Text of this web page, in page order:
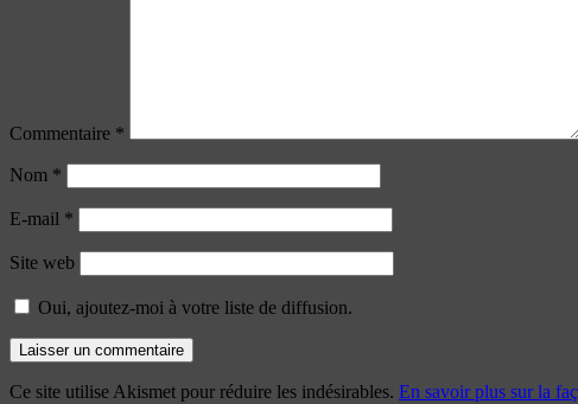
Commentaire *
Nom *
E-mail *
Site web
Oui, ajoutez-moi à votre liste de diffusion.
Ce site utilise Akismet pour réduire les indésirables. En savoir plus sur la